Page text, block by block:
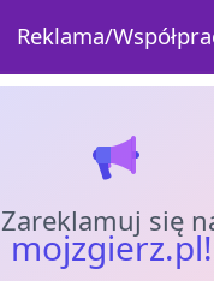
Reklama/
Zareklamuj się
mojzgierz.pl!